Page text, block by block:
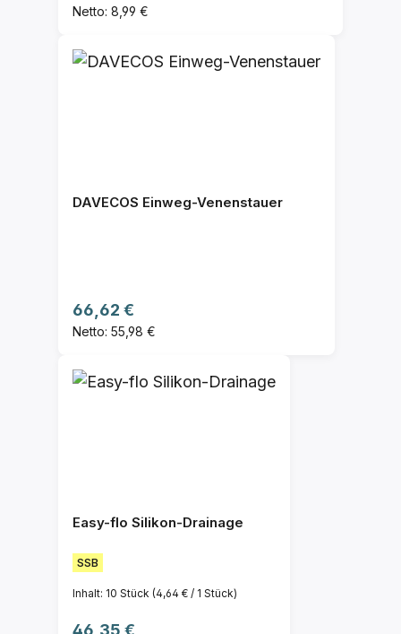
Netto: 8,99 €
DAVECOS Einweg-Venenstauer
Regulärer Preis:
66,62 €
Netto: 55,98 €
Easy-flo Silikon-Drainage
SSB
Inhalt: 10 Stück (4,64 € / 1 Stück)
Regulärer Preis:
46,35 €